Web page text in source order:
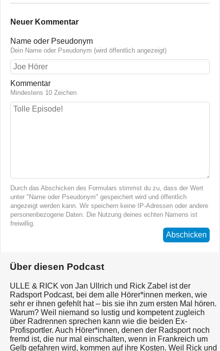
Neuer Kommentar
Name oder Pseudonym
Dein Name oder Pseudonym (wird öffentlich angezeigt)
Kommentar
Mindestens 10 Zeichen
Durch das Abschicken des Formulars stimmst du zu, dass der Wert
unter "Name oder Pseudonym" gespeichert wird und öffentlich
angezeigt werden kann. Wir speichern keine IP-Adressen oder andere
personenbezogene Daten. Die Nutzung deines echten Namens ist
freiwillig.
Abschicken
Über diesen Podcast
ULLE & RICK von Jan Ullrich und Rick Zabel ist der
Radsport Podcast, bei dem alle Hörer*innen merken, wie
sehr er ihnen gefehlt hat – bis sie ihn zum ersten Mal hören.
Warum? Weil niemand so lustig und kompetent zugleich
über Radrennen sprechen kann wie die beiden Ex-
Profisportler. Auch Hörer*innen, denen der Radsport noch
fremd ist, die nur mal einschalten, wenn in Frankreich um
Gelb gefahren wird, kommen auf ihre Kosten. Weil Rick und